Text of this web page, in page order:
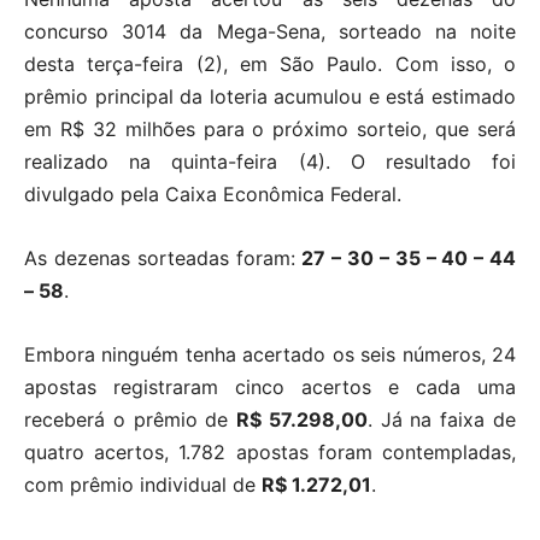
concurso 3014 da Mega-Sena, sorteado na noite
desta terça-feira (2), em São Paulo. Com isso, o
prêmio principal da loteria acumulou e está estimado
em R$ 32 milhões para o próximo sorteio, que será
realizado na quinta-feira (4). O resultado foi
divulgado pela Caixa Econômica Federal.
As dezenas sorteadas foram: 27 – 30 – 35 – 40 – 44
– 58.
Embora ninguém tenha acertado os seis números, 24
apostas registraram cinco acertos e cada uma
receberá o prêmio de R$ 57.298,00. Já na faixa de
quatro acertos, 1.782 apostas foram contempladas,
com prêmio individual de R$ 1.272,01.